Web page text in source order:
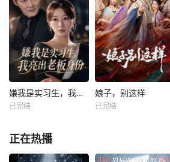
嫌我是实习生，我亮出老板身份
已完结
娘子，别这样
已完结
正在热播